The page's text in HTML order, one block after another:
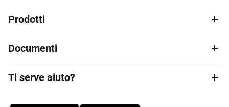
Prodotti
Documenti
Ti serve aiuto?